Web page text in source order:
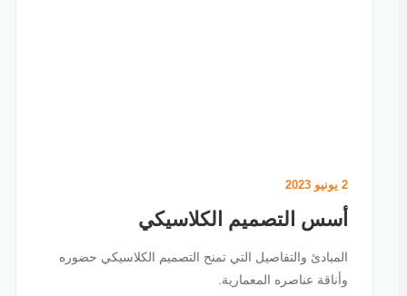
أسس التصميم الكلاسيكي
المبادئ والتفاصيل التي تمنح التصميم الكلاسيكي حضوره
وأناقة عناصره المعمارية.